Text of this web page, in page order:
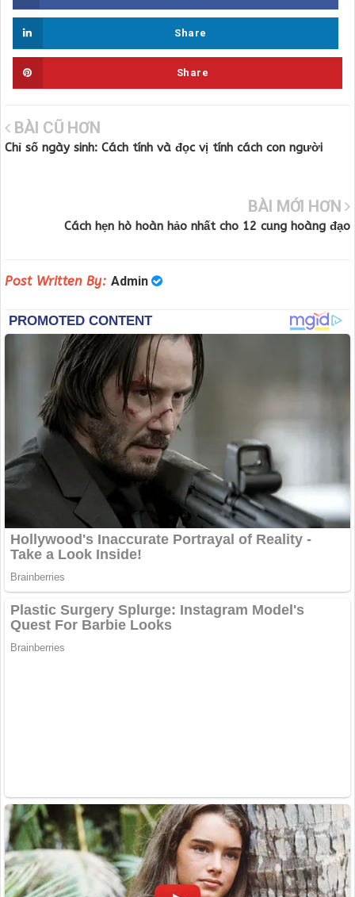
Share
Share
BÀI CŨ HƠN
Chỉ số ngày sinh: Cách tính và đọc vị tính cách con người
BÀI MỚI HƠN
Cách hẹn hò hoàn hảo nhất cho 12 cung hoàng đạo
Post Written By: Admin